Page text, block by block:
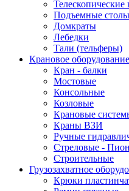
Подъемные столы
Домкраты
Лебедки
Тали (тельферы)
Крановое оборудование
Кран - балки
Мостовые
Консольные
Козловые
Крановые
Краны ВЗИ
Ручные
Стреловые -
Строительные
Грузозахватное
Крюки